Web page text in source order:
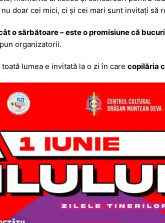
doar cei mici, ci și cei mari sunt invitați să
o sărbătoare – este o promisiune că
organizatorii.
lumea e invitată la o zi în care copilăria